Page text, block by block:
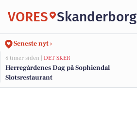
VORES Skanderborg
Seneste nyt ›
8 timer siden | DET SKER
Herregårdenes Dag på Sophiendal
Slotsrestaurant